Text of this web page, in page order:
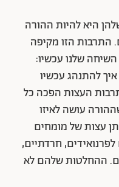
היא להיות ההורה
הזו מקיפה
שלנו עכשיו:
להתנהג עכשיו
העצות הפכה כל
עושה לאיזו
עצות של מומחים
חרדתיים,
ההחלטות שלהם לא